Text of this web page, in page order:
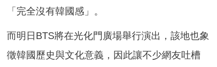
「完全沒有韓國感」。
而明日BTS將在光化門廣場舉行演出，該地也象
徵韓國歷史與文化意義，因此讓不少網友吐槽